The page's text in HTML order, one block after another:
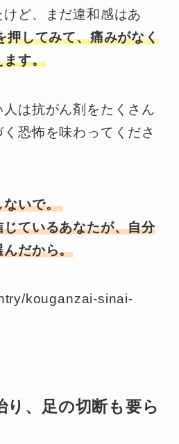
ど、まだ違和感はあ
押してみて、痛みがなく
ます。
は抗がん剤をたくさん
恐怖を味わってくださ
ないで。
ているあなたが、自分
んだから。
kouganzai-sinai-
り、足の切断も要ら